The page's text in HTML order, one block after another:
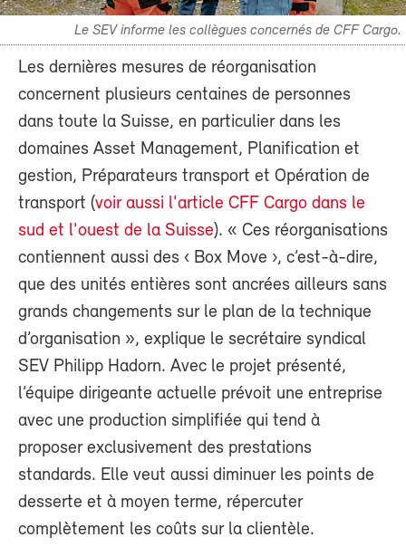
Le SEV informe les collègues concernés de CFF Cargo.
Les dernières mesures de réorganisation
concernent plusieurs centaines de personnes
dans toute la Suisse, en particulier dans les
domaines Asset Management, Planification et
gestion, Préparateurs transport et Opération de
transport (voir aussi l'article CFF Cargo dans le
sud et l'ouest de la Suisse). « Ces réorganisations
contiennent aussi des ‹ Box Move ›, c’est-à-dire,
que des unités entières sont ancrées ailleurs sans
grands changements sur le plan de la technique
d’organisation », explique le secrétaire syndical
SEV Philipp Hadorn. Avec le projet présenté,
l’équipe dirigeante actuelle prévoit une entreprise
avec une production simplifiée qui tend à
proposer exclusivement des prestations
standards. Elle veut aussi diminuer les points de
desserte et à moyen terme, répercuter
complètement les coûts sur la clientèle.